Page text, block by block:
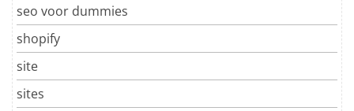
seo voor dummies
shopify
site
sites